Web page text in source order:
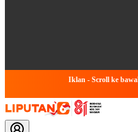
Iklan - Scroll ke